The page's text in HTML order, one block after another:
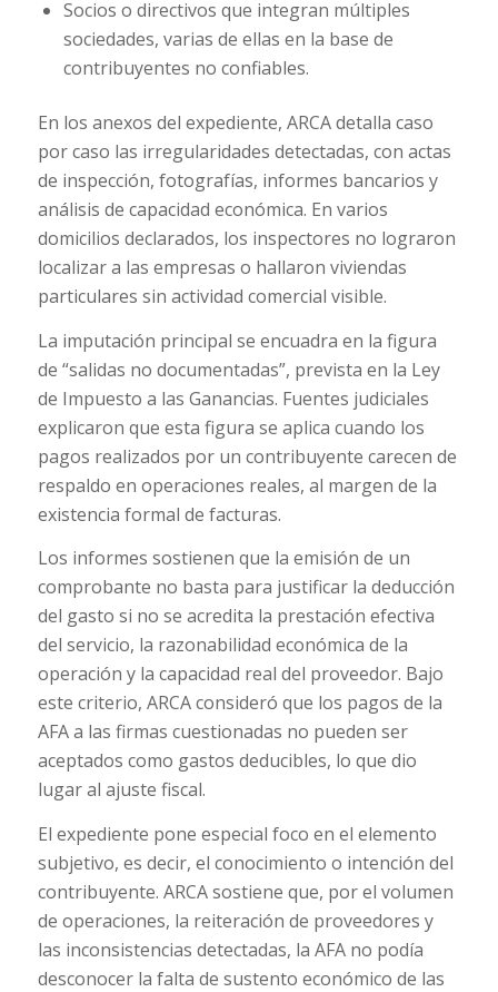
Socios o directivos que integran múltiples
sociedades, varias de ellas en la base de
contribuyentes no confiables.
En los anexos del expediente, ARCA detalla caso
por caso las irregularidades detectadas, con actas
de inspección, fotografías, informes bancarios y
análisis de capacidad económica. En varios
domicilios declarados, los inspectores no lograron
localizar a las empresas o hallaron viviendas
particulares sin actividad comercial visible.
La imputación principal se encuadra en la figura
de “salidas no documentadas”, prevista en la Ley
de Impuesto a las Ganancias. Fuentes judiciales
explicaron que esta figura se aplica cuando los
pagos realizados por un contribuyente carecen de
respaldo en operaciones reales, al margen de la
existencia formal de facturas.
Los informes sostienen que la emisión de un
comprobante no basta para justificar la deducción
del gasto si no se acredita la prestación efectiva
del servicio, la razonabilidad económica de la
operación y la capacidad real del proveedor. Bajo
este criterio, ARCA consideró que los pagos de la
AFA a las firmas cuestionadas no pueden ser
aceptados como gastos deducibles, lo que dio
lugar al ajuste fiscal.
El expediente pone especial foco en el elemento
subjetivo, es decir, el conocimiento o intención del
contribuyente. ARCA sostiene que, por el volumen
de operaciones, la reiteración de proveedores y
las inconsistencias detectadas, la AFA no podía
desconocer la falta de sustento económico de las